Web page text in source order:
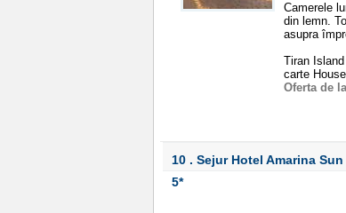
Camerele
din lemn.
asupra
Tiran
carte
Oferta de
10 . Sejur Hotel Amarina
5*